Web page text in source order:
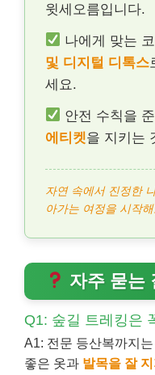
윗세오름입니다.
나에게 맞는
및 디지털 디톡스
세요.
안전 수칙을
에티켓을 지키는
자연 속에서 진정한
아가는 여정을 시작
자주 묻는
Q1: 숲길 트레킹은
A1: 전문 등산복까지
좋은 옷과 발목을 잘